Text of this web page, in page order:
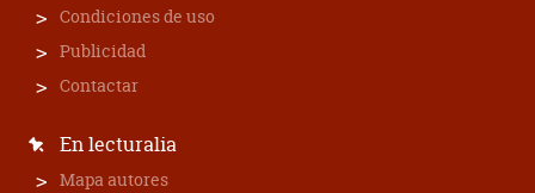
Condiciones de uso
Publicidad
Contactar
En lecturalia
Mapa autores